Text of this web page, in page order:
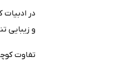
در
و زیبایی
تفاوت